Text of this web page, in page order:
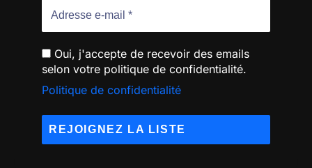
Oui, j'accepte de recevoir des emails
selon votre politique de confidentialité.
Politique de confidentialité